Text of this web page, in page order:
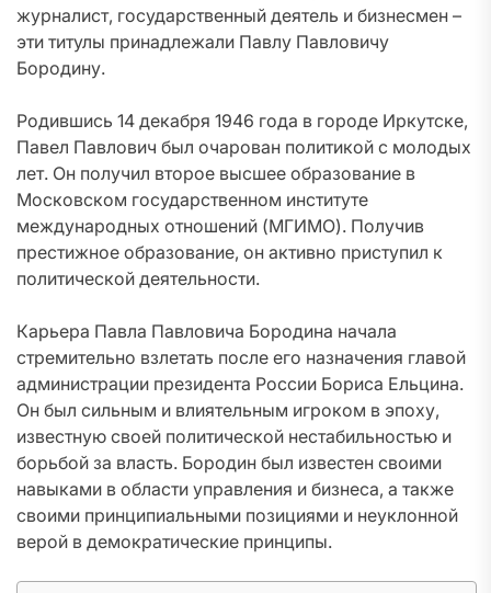
журналист, государственный деятель и бизнесмен –
эти титулы принадлежали Павлу Павловичу
Бородину.
Родившись 14 декабря 1946 года в городе Иркутске,
Павел Павлович был очарован политикой с молодых
лет. Он получил второе высшее образование в
Московском государственном институте
международных отношений (МГИМО). Получив
престижное образование, он активно приступил к
политической деятельности.
Карьера Павла Павловича Бородина начала
стремительно взлетать после его назначения главой
администрации президента России Бориса Ельцина.
Он был сильным и влиятельным игроком в эпоху,
известную своей политической нестабильностью и
борьбой за власть. Бородин был известен своими
навыками в области управления и бизнеса, а также
своими принципиальными позициями и неуклонной
верой в демократические принципы.